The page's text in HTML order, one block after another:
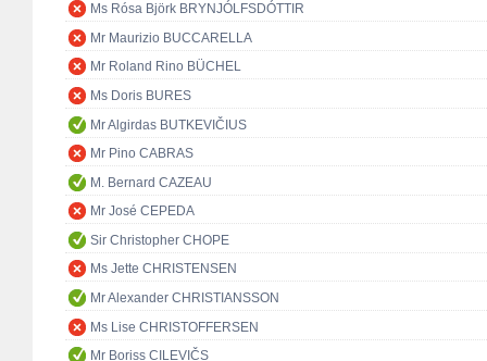
Ms Rósa Björk BRYNJÓLFSDÓTTIR
Mr Maurizio BUCCARELLA
Mr Roland Rino BÜCHEL
Ms Doris BURES
Mr Algirdas BUTKEVIČIUS
Mr Pino CABRAS
M. Bernard CAZEAU
Mr José CEPEDA
Sir Christopher CHOPE
Ms Jette CHRISTENSEN
Mr Alexander CHRISTIANSSON
Ms Lise CHRISTOFFERSEN
Mr Boriss CILEVIČS